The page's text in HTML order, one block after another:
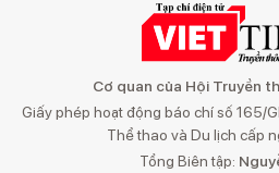
Cơ quan của Hội Truyền
Giấy phép hoạt động báo chí số 165/
Thể thao và Du lịch cấp
Tổng Biên tập: